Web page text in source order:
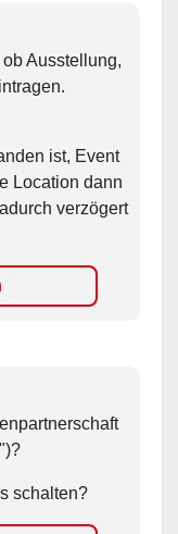
Ausstellung,
ist, Event
Location dann
verzögert
schalten?